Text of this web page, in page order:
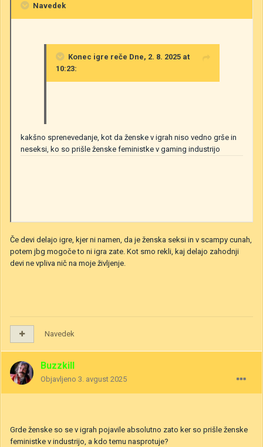
Navedek
Konec igre reče Dne, 2. 8. 2025 at
10:23:
kakšno sprenevedanje, kot da ženske v igrah niso vedno grše in
neseksi, ko so prišle ženske feministke v gaming industrijo
Če devi delajo igre, kjer ni namen, da je ženska seksi in v scampy cunah,
potem jbg mogoče to ni igra zate. Kot smo rekli, kaj delajo zahodnji
devi ne vpliva nič na moje življenje.
Navedek
Buzzkill
Objavljeno 3. avgust 2025
Grde ženske so se v igrah pojavile absolutno zato ker so prišle ženske
feministke v industrijo, a kdo temu nasprotuje?